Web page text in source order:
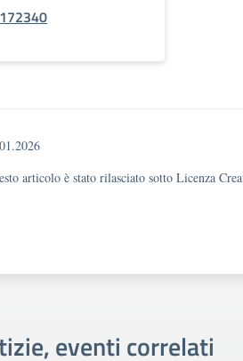
articolo è stato rilasciato sotto Licenza
eventi correlati